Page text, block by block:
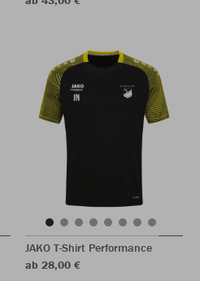
JAKO T-Shirt Performance
ab 28,00 €